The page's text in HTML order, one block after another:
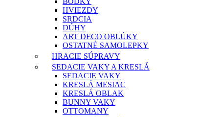
HVIEZDY
SRDCIA
DÚHY
ART DECO OBLÚKY
OSTATNÉ SAMOLEPKY
HRACIE SÚPRAVY
SEDACIE VAKY A KRESLÁ
SEDACIE VAKY
KRESLÁ MESIAC
KRESLÁ OBLAK
BUNNY VAKY
OTTOMANY